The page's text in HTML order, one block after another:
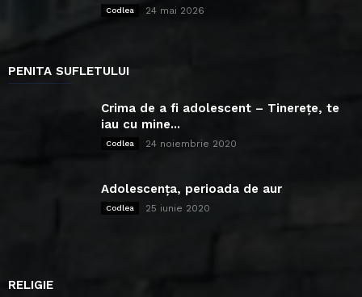
Codlea 24 mai 2026
PENITA SUFLETULUI
Crima de a fi adolescent – Tinerețe, te
iau cu mine...
Codlea 24 noiembrie 2020
Adolescența, perioada de aur
Codlea 25 iunie 2020
RELIGIE